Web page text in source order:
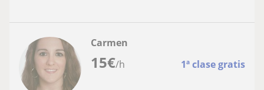
15€/h 1ª clase gratis
Carmen